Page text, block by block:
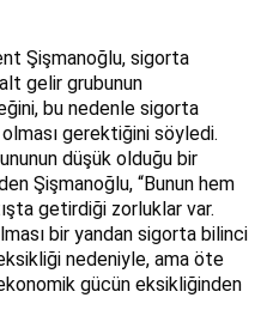
Şişmanoğlu, sigorta
gelir grubunun
bu nedenle sigorta
olması gerektiğini söyledi.
düşük olduğu bir
Şişmanoğlu, “Bunun hem
getirdiği zorluklar var.
bir yandan sigorta bilinci
nedeniyle, ama öte
gücün eksikliğinden